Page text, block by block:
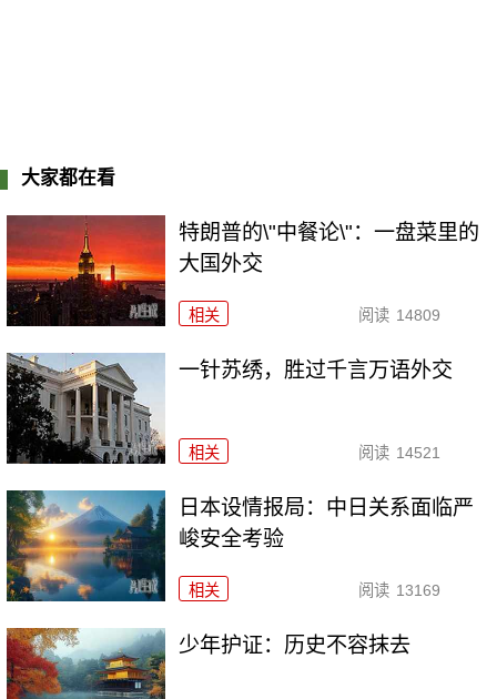
大家都在看
特朗普的\"中餐论\"：一盘菜里的
大国外交
相关 阅读 14809
一针苏绣，胜过千言万语外交
相关 阅读 14521
日本设情报局：中日关系面临严
峻安全考验
相关 阅读 13169
少年护证：历史不容抹去